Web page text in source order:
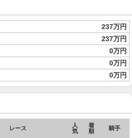
237万円
237万円
0万円
0万円
0万円
レース
人
気
着
順
騎手